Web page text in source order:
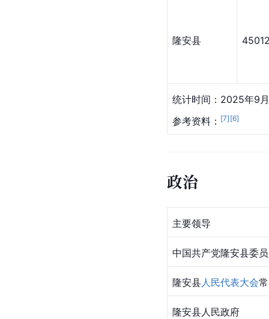
隆安县
统计时间：2025年9
参考资料： [7] [6]
政治
主要领导
中国共产党隆安县委
隆安县人民代表大会
隆安县人民政府